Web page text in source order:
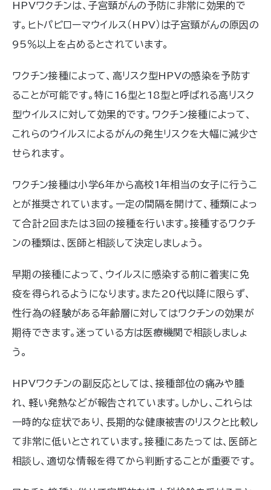
HPVワクチンは、子宮頸がんの予防に非常に効果的で
す。ヒトパピローマウイルス（HPV）は子宮頸がんの原因の
95％以上を占めるとされています。
ワクチン接種によって、高リスク型HPVの感染を予防す
ることが可能です。特に16型と18型と呼ばれる高リスク
型ウイルスに対して効果的です。ワクチン接種によって、
これらのウイルスによるがんの発生リスクを大幅に減少さ
せられます。
ワクチン接種は小学6年から高校1年相当の女子に行うこ
とが推奨されています。一定の間隔を開けて、種類によっ
て合計2回または3回の接種を行います。接種するワクチ
ンの種類は、医師と相談して決定しましょう。
早期の接種によって、ウイルスに感染する前に着実に免
疫を得られるようになります。また20代以降に限らず、
性行為の経験がある年齢層に対してはワクチンの効果が
期待できます。迷っている方は医療機関で相談しましょ
う。
HPVワクチンの副反応としては、接種部位の痛みや腫
れ、軽い発熱などが報告されています。しかし、これらは
一時的な症状であり、長期的な健康被害のリスクと比較し
て非常に低いとされています。接種にあたっては、医師と
相談し、適切な情報を得てから判断することが重要です。